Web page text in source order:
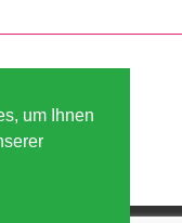
um Ihnen